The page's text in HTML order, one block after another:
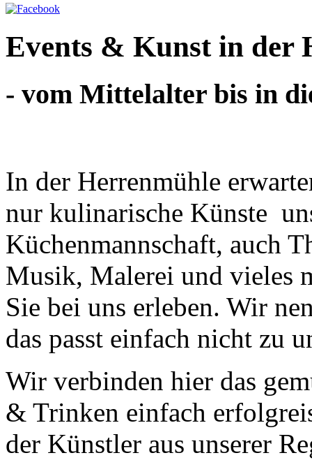
Events & Kunst in der
- vom Mittelalter bis in
In der Herrenmühle
nur kulinarische Künste
Küchenmannschaft, auch
Musik, Malerei und vieles
Sie bei uns erleben. Wir
das passt einfach nicht zu
Wir verbinden hier das
& Trinken einfach
der Künstler aus unserer